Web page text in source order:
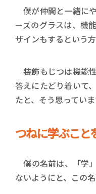
僕が仲間と一緒に
ーズのグラスは、機
ザインもするという
装飾もじつは機能
答えにたどり着いて
たと、そう思っていま
つねに学ぶこと
僕の名前は、「学
ないようにと、この